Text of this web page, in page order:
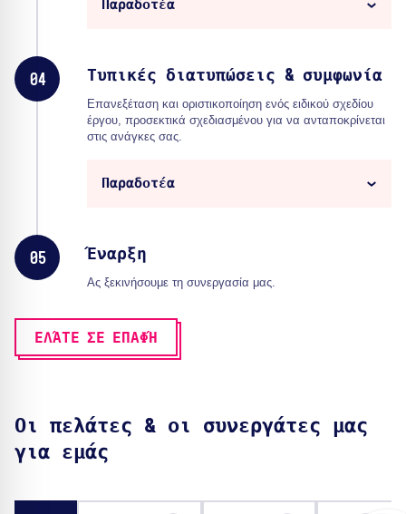
Παραδοτέα
04 Τυπικές διατυπώσεις & συμφωνία
Επανεξέταση και οριστικοποίηση ενός ειδικού σχεδίου
έργου, προσεκτικά σχεδιασμένου για να ανταποκρίνεται
στις ανάγκες σας.
Παραδοτέα
05 Έναρξη
Ας ξεκινήσουμε τη συνεργασία μας.
ΕΛΆΤΕ ΣΕ ΕΠΑΦΉ
Οι πελάτες & οι συνεργάτες μας
για εμάς